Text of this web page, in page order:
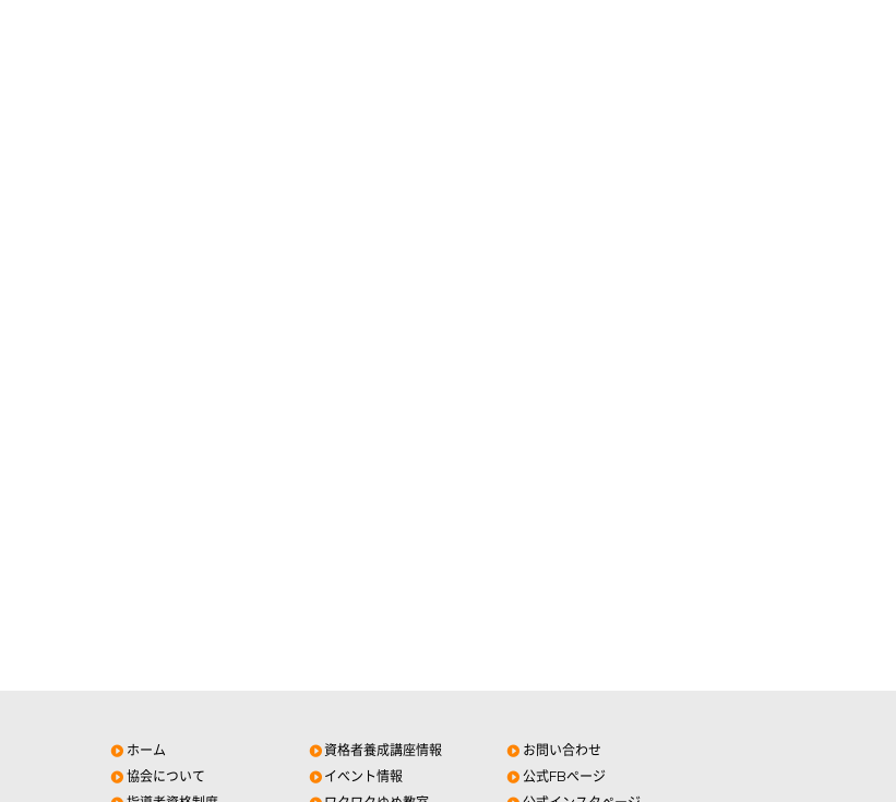
ホーム
協会について
資格者養成講座情報
イベント情報
お問い合わせ
公式FBページ